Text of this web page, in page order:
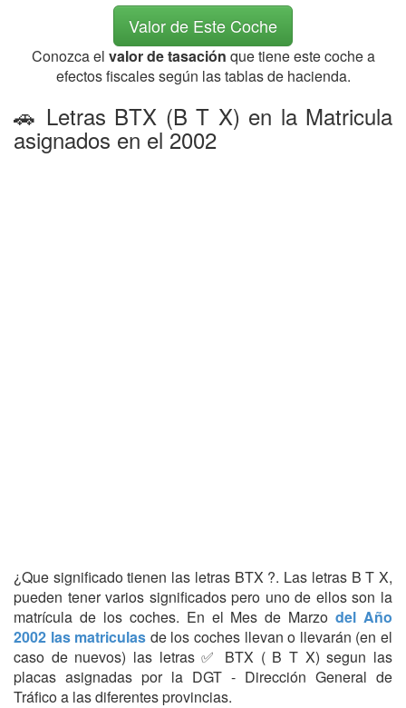
Valor de Este Coche
Conozca el valor de tasación que tiene este coche a
efectos fiscales según las tablas de hacienda.
🚗 Letras BTX (B T X) en la Matricula
asignados en el 2002
¿Que significado tienen las letras BTX ?. Las letras B T X,
pueden tener varios significados pero uno de ellos son la
matrícula de los coches. En el Mes de Marzodel Año
2002 las matriculas de los coches llevan o llevarán (en el
caso de nuevos) las letras ✅ BTX ( B T X) segun las
placas asignadas por la DGT - Dirección General de
Tráfico a las diferentes provincias.